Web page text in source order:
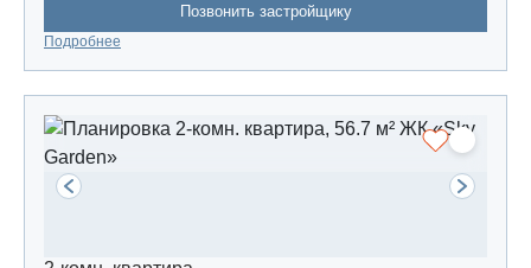
Позвонить застройщику
Подробнее